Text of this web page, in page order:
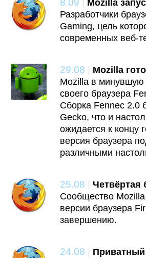
Mozilla
Разработчики
Gaming, цель
современных веб-
29.08 | Mozilla
Mozilla в минувшую
своего браузера
Сборка Fennec 2.0
Gecko, что и
ожидается к концу
версия браузера
различными
25.08 | Четвёртая
Сообщество Mozilla
версии браузера
завершению.
24.08 |